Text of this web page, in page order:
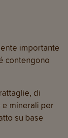
importante
contengono
di
e minerali per
su base